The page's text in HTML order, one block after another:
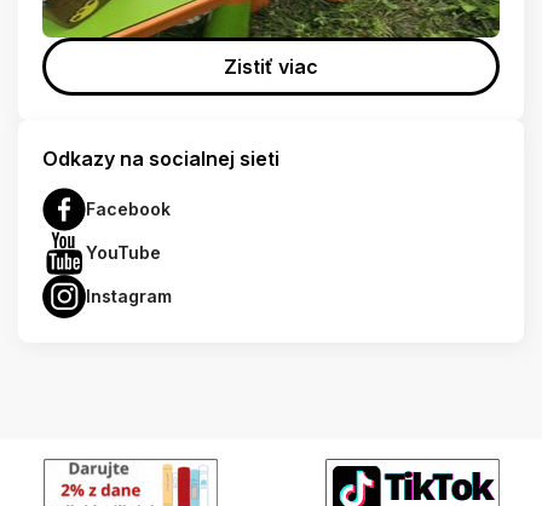
Zistiť viac
Odkazy na socialnej sieti
Facebook
YouTube
Instagram